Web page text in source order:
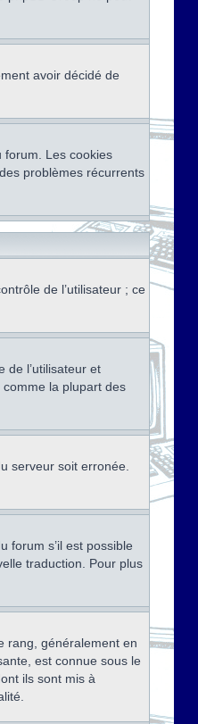
avoir décidé de
forum. Les cookies
problèmes récurrents
de l’utilisateur ; ce
de l’utilisateur et
la plupart des
serveur soit erronée.
forum s’il est possible
traduction. Pour plus
rang, généralement en
est connue sous le
ils sont mis à